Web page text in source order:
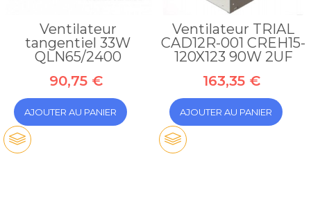
Ventilateur
tangentiel 33W
QLN65/2400
90,75 €
AJOUTER AU PANIER
Ventilateur TRIAL
CAD12R-001 CREH15-
120X123 90W 2UF
163,35 €
AJOUTER AU PANIER